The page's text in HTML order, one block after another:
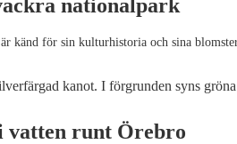
nationalpark
känd för sin kulturhistoria och sina
vatten runt Örebro